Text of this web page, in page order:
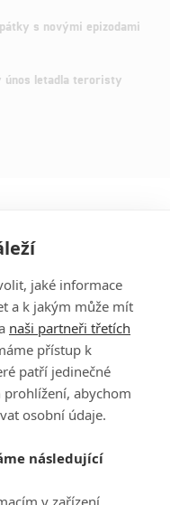
s novými epizodami
únos letadla teroristy
PŘIHLÁSIT
REGISTROVAT
serialy@fandimefilmu.cz
napište nám na e-mail
jaké informace
a k jakým může mít
naši partneři třetích
přístup k
patří jedinečné
abychom
osobní údaje.
následující
v zařízení,